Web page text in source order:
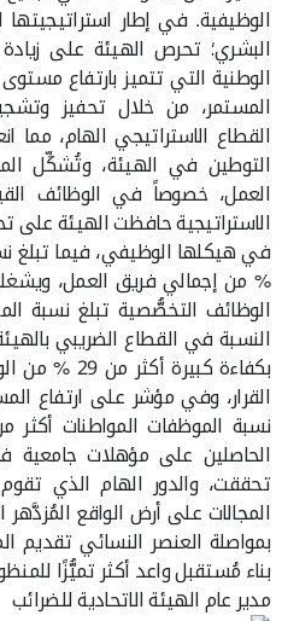
الوظيفية. في إطار استراتيجيتها
البشري؛ تحرص الهيئة على زيادة
الوطنية التي تتميز بارتفاع
المستمر، من خلال تحفيز
القطاع الاستراتيجي الهام، مما
التوطين في الهيئة، وتُشكِّل
العمل، خصوصاً في الوظائف
الاستراتيجية حافظت الهيئة على
% من إجمالي فريق العمل،
بكفاءة
القرار، وفي مؤشر على ارتفاع
الحاصلين على مؤهلات جامعية
تحققت، والدور الهام الذي
المجالات على أرض الواقع
بمواصلة العنصر النسائي
بناء مُستقبل واعد أكثر تميُّزًا
مدير عام الهيئة الاتحادية للضرائب